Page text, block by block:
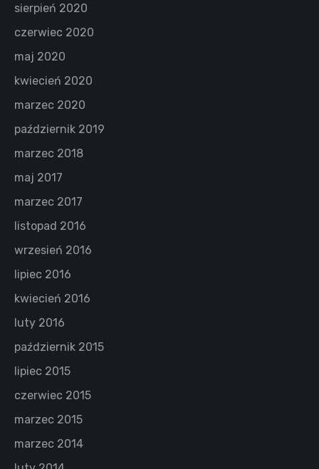
sierpień 2020
czerwiec 2020
maj 2020
kwiecień 2020
marzec 2020
październik 2019
marzec 2018
maj 2017
marzec 2017
listopad 2016
wrzesień 2016
lipiec 2016
kwiecień 2016
luty 2016
październik 2015
lipiec 2015
czerwiec 2015
marzec 2015
marzec 2014